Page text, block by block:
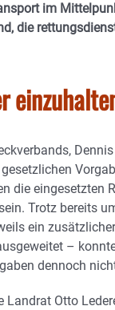
im
die
die eingesetzten
Trotz bereits
ein
–
dennoch
Otto